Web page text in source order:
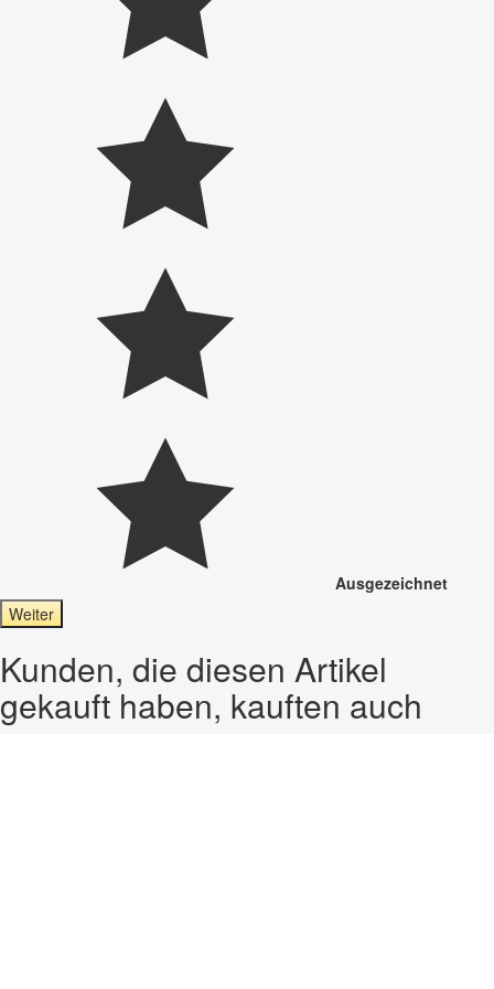
Ausgezeichnet
Weiter
Kunden, die diesen Artikel
gekauft haben, kauften auch